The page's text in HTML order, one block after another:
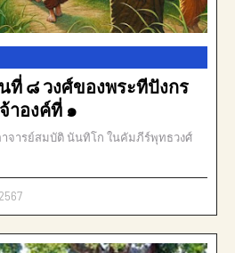
ที่ ๘ วงศ์ของพระทีปังกร
าองค์ที่ ๑
จารย์สมบัติ นันทิโก ในคัมภีร์พุทธวงศ์